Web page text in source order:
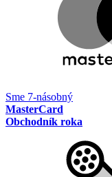
Sme 7-násobný
MasterCard
Obchodník roka